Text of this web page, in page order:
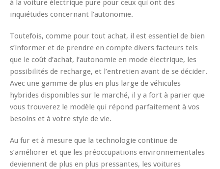
à la voiture électrique pure pour ceux qui ont des
inquiétudes concernant l’autonomie.
Toutefois, comme pour tout achat, il est essentiel de bien
s’informer et de prendre en compte divers facteurs tels
que le coût d’achat, l’autonomie en mode électrique, les
possibilités de recharge, et l’entretien avant de se décider.
Avec une gamme de plus en plus large de véhicules
hybrides disponibles sur le marché, il y a fort à parier que
vous trouverez le modèle qui répond parfaitement à vos
besoins et à votre style de vie.
Au fur et à mesure que la technologie continue de
s’améliorer et que les préoccupations environnementales
deviennent de plus en plus pressantes, les voitures